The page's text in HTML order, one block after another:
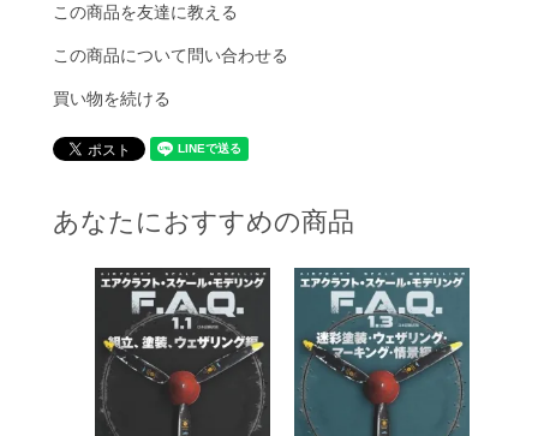
この商品を友達に教える
この商品について問い合わせる
買い物を続ける
あなたにおすすめの商品